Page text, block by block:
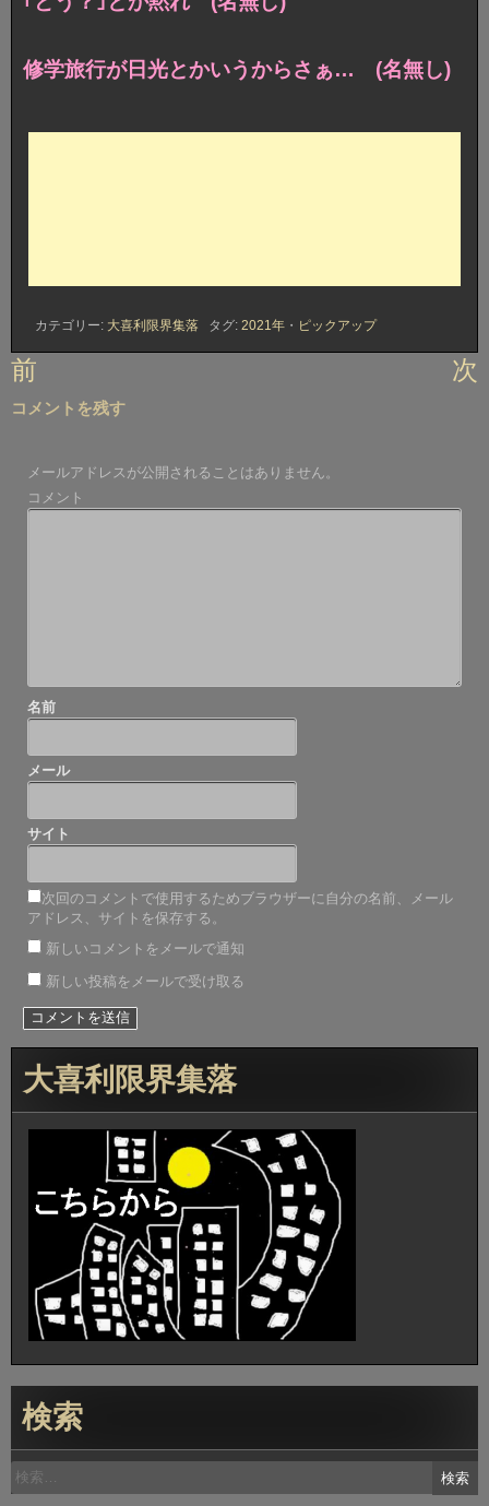
修学旅行が日光とかいうからさぁ… (名無し)
カテゴリー: 大喜利限界集落 タグ: 2021年 ・ ピックアップ
投
ナ
ゲ
ー
前 次
コメントを残す
メールアドレスが公開されることはありません。
コメント
名前
メール
サイト
次回のコメントで使用するためブラウザーに自分の名前、メール
アドレス、サイトを保存する。
新しいコメントをメールで通知
新しい投稿をメールで受け取る
大喜利限界集落
検索
検
索: